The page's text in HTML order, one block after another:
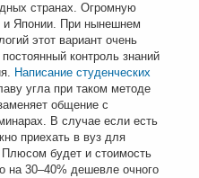
странах. Огромную
и Японии. При нынешнем
этот вариант очень
контроль знаний
Написание студенческих
угла при таком методе
общение с
В случае если есть
приехать в вуз для
Плюсом будет и стоимость
на 30–40% дешевле очного